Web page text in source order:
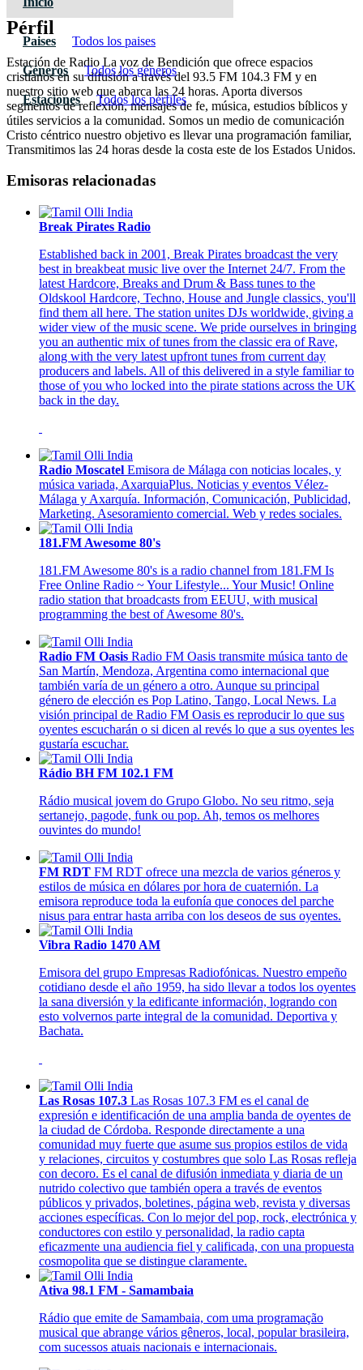
Paises Todos los paises
Géneros Todos los géneros
Estaciones Todos los pérfiles
Pérfil
Estación de Radio La voz de Bendición que ofrece espacios
cristianos en su difusión a través del 93.5 FM 104.3 FM y en
nuestro sitio web que abarca las 24 horas. Aporta diversos
segmentos de reflexión, mensajes de fe, música, estudios bíblicos y
útiles servicios a la comunidad. Somos un medio de comunicación
Cristo céntrico nuestro objetivo es llevar una programación familiar,
Transmitimos las 24 horas desde la costa este de los Estados Unidos.
Emisoras relacionadas
Break Pirates Radio
Established back in 2001, Break Pirates broadcast the very
best in breakbeat music live over the Internet 24/7. From the
latest Hardcore, Breaks and Drum & Bass tunes to the
Oldskool Hardcore, Techno, House and Jungle classics, you'll
find them all here. The station unites DJs worldwide, giving a
wider view of the music scene. We pride ourselves in bringing
you an authentic mix of tunes from the classic era of Rave,
along with the very latest upfront tunes from current day
producers and labels. All of this delivered in a style familiar to
those of you who locked into the pirate stations across the UK
back in the day.
Radio Moscatel Emisora de Málaga con noticias locales, y
música variada, AxarquiaPlus. Noticias y eventos Vélez-
Málaga y Axarquía. Información, Comunicación, Publicidad,
Marketing. Asesoramiento comercial. Web y redes sociales.
181.FM Awesome 80's
181.FM Awesome 80's is a radio channel from 181.FM Is
Free Online Radio ~ Your Lifestyle... Your Music! Online
radio station that broadcasts from EEUU, with musical
programming the best of Awesome 80's.
Radio FM Oasis Radio FM Oasis transmite música tanto de
San Martín, Mendoza, Argentina como internacional que
también varía de un género a otro. Aunque su principal
género de elección es Pop Latino, Tango, Local News. La
visión principal de Radio FM Oasis es reproducir lo que sus
oyentes escucharán o si dicen al revés lo que a sus oyentes les
gustaría escuchar.
Rádio BH FM 102.1 FM
Rádio musical jovem do Grupo Globo. No seu ritmo, seja
sertanejo, pagode, funk ou pop. Ah, temos os melhores
ouvintes do mundo!
FM RDT FM RDT ofrece una mezcla de varios géneros y
estilos de música en dólares por hora de cuaternión. La
emisora reproduce toda la eufonía que conoces del parche
nisus para entrar hasta arriba con los deseos de sus oyentes.
Vibra Radio 1470 AM
Emisora del grupo Empresas Radiofónicas. Nuestro empeño
cotidiano desde el año 1959, ha sido llevar a todos los oyentes
la sana diversión y la edificante información, logrando con
esto volvernos parte integral de la comunidad. Deportiva y
Bachata.
Las Rosas 107.3 Las Rosas 107.3 FM es el canal de
expresión e identificación de una amplia banda de oyentes de
la ciudad de Córdoba. Responde directamente a una
comunidad muy fuerte que asume sus propios estilos de vida
y relaciones, circuitos y costumbres que solo Las Rosas refleja
con decoro. Es el canal de difusión inmediata y diaria de un
nutrido colectivo que también opera a través de eventos
públicos y privados, boletines, página web, revista y diversas
acciones específicas. Con lo mejor del pop, rock, electrónica y
conductores con estilo y personalidad, la radio capta
eficazmente una audiencia fiel y calificada, con una propuesta
cosmopolita que se distingue claramente.
Ativa 98.1 FM - Samambaia
Rádio que emite de Samambaia, com uma programação
musical que abrange vários gêneros, local, popular brasileira,
com sucessos atuais nacionais e internacionais.